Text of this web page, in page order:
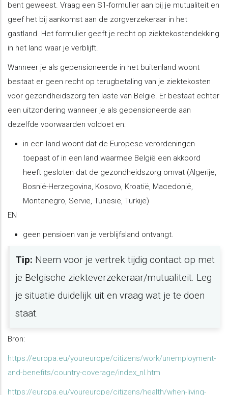
bent geweest. Vraag een S1-formulier aan bij je mutualiteit en
geef het bij aankomst aan de zorgverzekeraar in het
gastland. Het formulier geeft je recht op ziektekostendekking
in het land waar je verblijft.
Wanneer je als gepensioneerde in het buitenland woont
bestaat er geen recht op terugbetaling van je ziektekosten
voor gezondheidszorg ten laste van België. Er bestaat echter
een uitzondering wanneer je als gepensioneerde aan
dezelfde voorwaarden voldoet en:
in een land woont dat de Europese verordeningen
toepast of in een land waarmee België een akkoord
heeft gesloten dat de gezondheidszorg omvat (Algerije,
Bosnië-Herzegovina, Kosovo, Kroatië, Macedonië,
Montenegro, Servië, Tunesië, Turkije)
EN
geen pensioen van je verblijfsland ontvangt.
Tip: Neem voor je vertrek tijdig contact op met
je Belgische ziekteverzekeraar/mutualiteit. Leg
je situatie duidelijk uit en vraag wat je te doen
staat.
Bron:
https://europa.eu/youreurope/citizens/work/unemployment-
and-benefits/country-coverage/index_nl.htm
https://europa.eu/youreurope/citizens/health/when-living-